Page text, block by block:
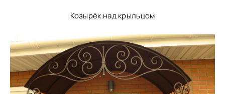
Козырёк над крыльцом